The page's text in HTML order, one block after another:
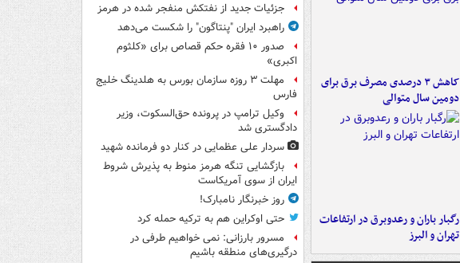
کاهش ۳ درصدی مصرف برق برای
دومین سال متوالی
رگبار باران و رعدوبرق در ارتفاعات
تهران و البرز
جزئیات جدید از نفتکش منفجر شده در هرمز
راهبرد ایران "پنتاگون" را شکست می‌دهد
صدور ۱۰ فقره حکم قصاص برای «کلثوم
اکبری»
مهلت ۳ روزه سازمان بورس به هلدینگ خلیج
فارس
وکیل ترامپ در پرونده حق‌السکوت، وزیر
دادگستری شد
سردار علی عظمایی در کنار دو فرمانده شهید
بازگشایی تنگه هرمز منوط به پذیرش شروط
ایران از سوی آمریکاست
روز خبرنگار نامبارک!
حتی اوکراین هم به ترکیه حمله کرد
مسرور بارزانی: نمی خواهیم طرفی در
درگیری‌های منطقه باشیم